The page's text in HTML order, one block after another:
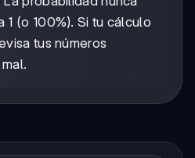
1 (o 100%). Si tu cálculo
tus números